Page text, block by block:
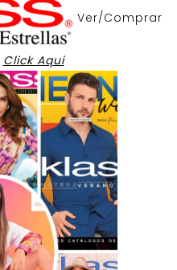
Ver/Comprar
Click Aqui